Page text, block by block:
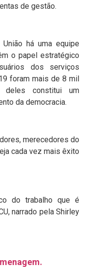
de gestão.
há uma equipe
o papel estratégico
dos serviços
foram mais de 8 mil
deles constitui um
da democracia.
merecedores do
cada vez mais êxito
do trabalho que é
narrado pela Shirley